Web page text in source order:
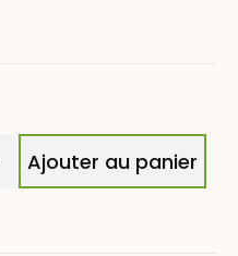
Ajouter au panier